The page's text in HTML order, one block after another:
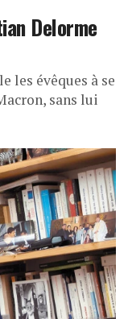
Delorme
les évêques à se
sans lui